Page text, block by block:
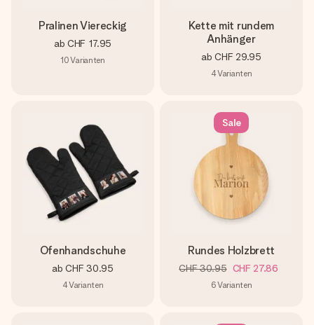
Pralinen Viereckig
ab CHF 17.95
10Varianten
Kette mit rundem
Anhänger
ab CHF 29.95
4Varianten
Ofenhandschuhe
ab CHF 30.95
4Varianten
Sale
Rundes Holzbrett
CHF 30.95 CHF 27.86
6Varianten